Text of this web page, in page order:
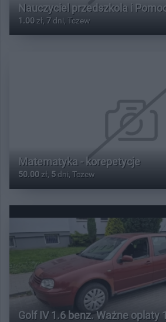
Nauczyciel przedszkola i
1.00 zł, 7 dni, Tczew
Matematyka - korepetycje
50.00 zł, 5 dni, Tczew
Golf IV 1.6 benz. Ważne oplaty